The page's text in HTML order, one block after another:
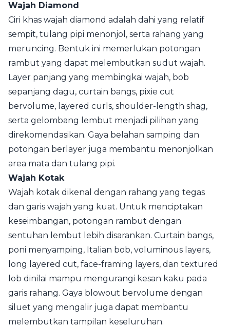
Wajah Diamond
Ciri khas wajah diamond adalah dahi yang relatif
sempit, tulang pipi menonjol, serta rahang yang
meruncing. Bentuk ini memerlukan potongan
rambut yang dapat melembutkan sudut wajah.
Layer panjang yang membingkai wajah, bob
sepanjang dagu, curtain bangs, pixie cut
bervolume, layered curls, shoulder-length shag,
serta gelombang lembut menjadi pilihan yang
direkomendasikan. Gaya belahan samping dan
potongan berlayer juga membantu menonjolkan
area mata dan tulang pipi.
Wajah Kotak
Wajah kotak dikenal dengan rahang yang tegas
dan garis wajah yang kuat. Untuk menciptakan
keseimbangan, potongan rambut dengan
sentuhan lembut lebih disarankan. Curtain bangs,
poni menyamping, Italian bob, voluminous layers,
long layered cut, face-framing layers, dan textured
lob dinilai mampu mengurangi kesan kaku pada
garis rahang. Gaya blowout bervolume dengan
siluet yang mengalir juga dapat membantu
melembutkan tampilan keseluruhan.